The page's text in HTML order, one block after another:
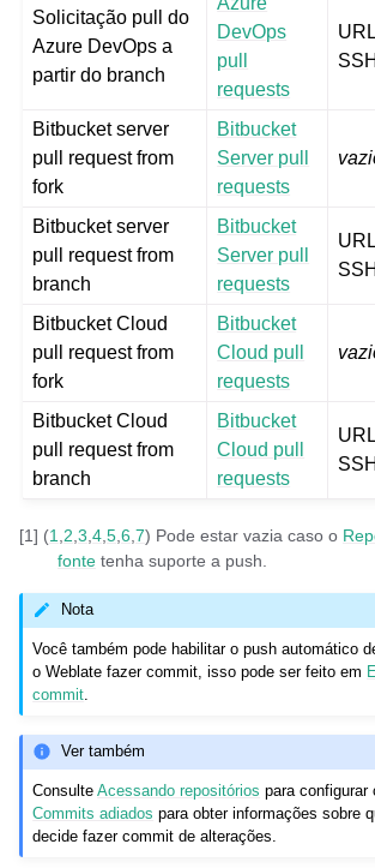
Solicitação pull do
Azure DevOps a
partir do branch
DevOps
pull
requests
Bitbucket server
pull request from
fork
Bitbucket
Server pull
requests
Bitbucket server
pull request from
branch
Bitbucket
Server pull
requests
Bitbucket Cloud
pull request from
fork
Bitbucket
Cloud pull
requests
Bitbucket Cloud
pull request from
branch
Bitbucket
Cloud pull
requests
[1] (1 2 3 4 5 6 7) Pode estar vazia caso o
fonte tenha suporte a push.
Nota
Você também pode habilitar o push automático
o Weblate fazer commit, isso pode ser feito em
commit
Ver também
ConsulteAcessando repositórios para configurar
Commits adiados para obter informações sobre
decide fazer commit de alterações.